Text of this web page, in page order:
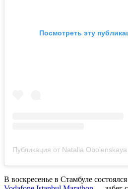
Посмотреть эту
Публикация от Natalia
В воскресенье в Стамбуле